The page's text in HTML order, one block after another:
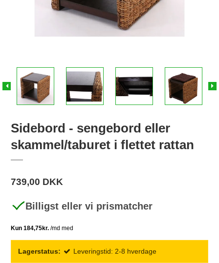
Sidebord - sengebord eller
skammel/taburet i flettet rattan
739,00 DKK
Billigst eller vi prismatcher
Lagerstatus: Leveringstid: 2-8 hverdage